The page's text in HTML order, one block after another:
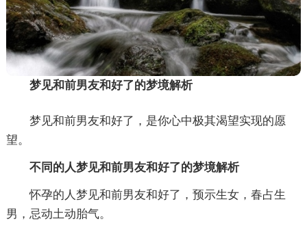
梦见和前男友和好了的梦境解析
梦见和前男友和好了，是你心中极其渴望实现的愿
望。
不同的人梦见和前男友和好了的梦境解析
怀孕的人梦见和前男友和好了，预示生女，春占生
男，忌动土动胎气。